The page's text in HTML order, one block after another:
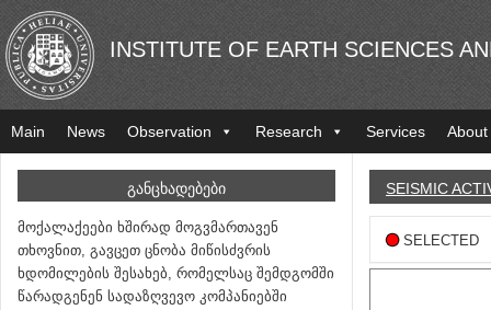
INSTITUTE OF EARTH SCIENCES
Main News Observation Research Services About
ᲒᲐᲜᲪᲮᲐᲓᲔᲑᲔᲑᲘ
მოქალაქეები ხშირად მოგვმართავენ
თხოვნით, გავცეთ ცნობა მიწისძვრის
ხდომილების შესახებ, რომელსაც შემდგომში
წარადგენენ სადაზღვევო კომპანიებში
SEISMIC
SELECTED